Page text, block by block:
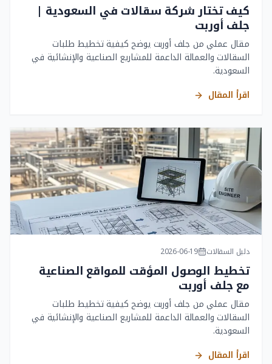
كيف تختار شركة سقالات في السعودية |
جلف أوربت
مقال عملي من جلف أوربت يوضح كيفية تخطيط طلبات
السقالات والعمالة الداعمة للمشاريع الصناعية والإنشائية في
السعودية.
اقرأ المقال
دليل السقالات 2026-06-19
تخطيط الوصول المؤقت للمواقع الصناعية
مع جلف أوربت
مقال عملي من جلف أوربت يوضح كيفية تخطيط طلبات
السقالات والعمالة الداعمة للمشاريع الصناعية والإنشائية في
السعودية.
اقرأ المقال